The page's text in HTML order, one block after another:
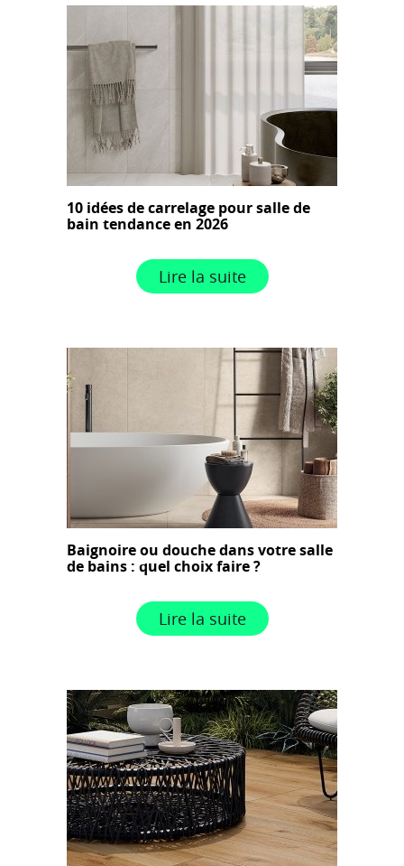
10 idées de carrelage pour salle de
bain tendance en 2026
Lire la suite
Baignoire ou douche dans votre salle
de bains : quel choix faire ?
Lire la suite